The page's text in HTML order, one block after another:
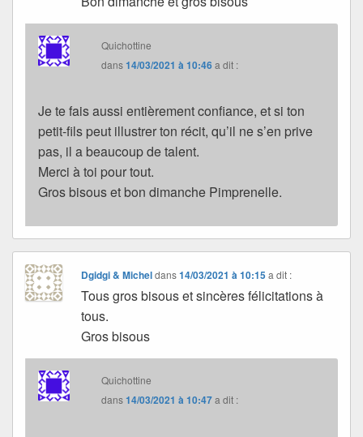
Quichottine
dans14/03/2021 à 10:46a dit :
Je te fais aussi entièrement confiance, et si ton
petit-fils peut illustrer ton récit, qu’il ne s’en prive
pas, il a beaucoup de talent.
Merci à toi pour tout.
Gros bisous et bon dimanche Pimprenelle.
Dgidgi & Micheldans14/03/2021 à 10:15 a dit :
Tous gros bisous et sincères félicitations à
tous.
Gros bisous
Quichottine
dans14/03/2021 à 10:47a dit :